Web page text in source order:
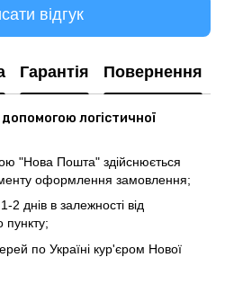
відгук
Гарантія Повернення
логістичної
"Нова Пошта" здійснюється
оформлення замовлення;
2 днів в залежності від
пункту;
по Україні кур'єром Нової